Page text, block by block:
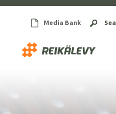
Media Bank